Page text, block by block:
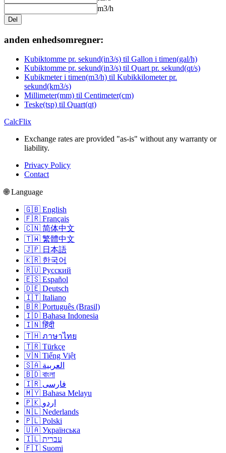
m3/h
Del
anden enhedsomregner:
Kubiktomme pr. sekund(in3/s) til Gallon i timen(gal/h)
Kubiktomme pr. sekund(in3/s) til Quart pr. sekund(qt/s)
Kubikmeter i timen(m3/h) til Kubikkilometer pr.
sekund(km3/s)
Millimeter(mm) til Centimeter(cm)
Teske(tsp) til Quart(qt)
CalcFlix
Exchange rates are provided "as-is" without any warranty or
liability.
Privacy Policy
Contact
🌐 Language
🇬🇧 English
🇫🇷 Français
🇨🇳 简体中文
🇹🇼 繁體中文
🇯🇵 日本語
🇰🇷 한국어
🇷🇺 Русский
🇪🇸 Español
🇩🇪 Deutsch
🇮🇹 Italiano
🇧🇷 Português (Brasil)
🇮🇩 Bahasa Indonesia
🇮🇳 हिंदी
🇹🇭 ภาษาไทย
🇹🇷 Türkçe
🇻🇳 Tiếng Việt
🇸🇦 العربية
🇧🇩 বাংলা
🇮🇷 فارسی
🇲🇾 Bahasa Melayu
🇵🇰 اردو
🇳🇱 Nederlands
🇵🇱 Polski
🇺🇦 Українська
🇮🇱 עברית
🇫🇮 Suomi